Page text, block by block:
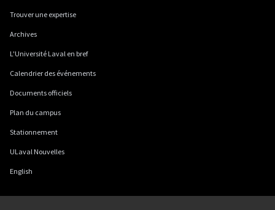
Trouver une expertise
Archives
L'Université Laval en bref
Calendrier des événements
Documents officiels
Plan du campus
Stationnement
ULaval Nouvelles
English